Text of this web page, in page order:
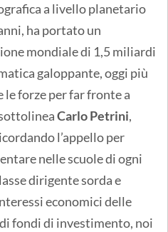
a livello planetario
ha portato un
mondiale di 1,5 miliardi
galoppante, oggi più
le forze per far fronte a
Carlo Petrini,
l’appello per
nelle scuole di ogni
dirigente sorda e
economici delle
fondi di investimento, noi